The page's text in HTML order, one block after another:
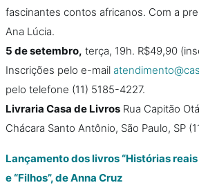
fascinantes contos africanos. Com a
Ana Lúcia.
5 de setembro, terça, 19h. R$49,90
Inscrições pelo e-mail
pelo telefone (11) 5185-4227.
Livraria Casa de Livros Rua Capitão
Chácara Santo Antônio, São Paulo, SP
Lançamento dos livros “Histórias
e “Filhos”, de Anna Cruz